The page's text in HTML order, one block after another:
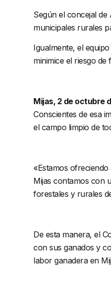
Según el concejal
municipales rurales
Igualmente, el
minimice el riesgo de
Mijas, 2 de octubre
Conscientes de esa
el campo limpio de
«Estamos
Mijas contamos con
forestales y rurales
De esta manera, el
con sus ganados y
labor ganadera en